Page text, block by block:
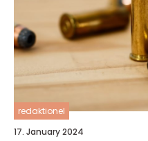
redaktionel
17. January 2024